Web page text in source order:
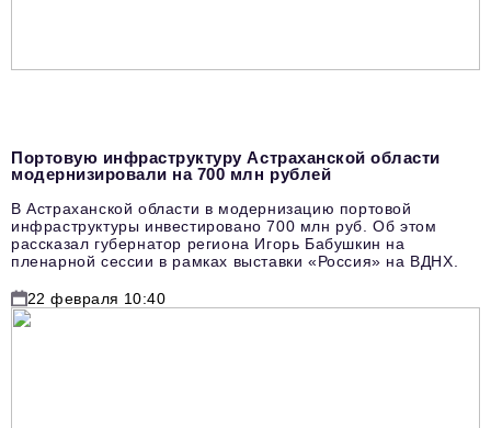
Портовую инфраструктуру Астраханской области
модернизировали на 700 млн рублей
В Астраханской области в модернизацию портовой
инфраструктуры инвестировано 700 млн руб. Об этом
рассказал губернатор региона Игорь Бабушкин на
пленарной сессии в рамках выставки «Россия» на ВДНХ.
22 февраля 10:40